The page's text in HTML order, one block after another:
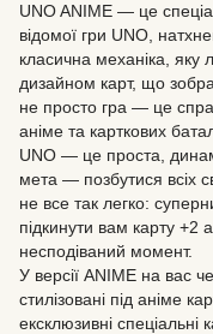
UNO ANIME — це
відомої гри UNO,
класична механіка, яку
дизайном карт, що
не просто гра — це
аніме та карткових
UNO — це проста,
мета — позбутися всіх
не все так легко:
підкинути вам карту +2
несподіваний момент.
У версії ANIME на вас
стилізовані під аніме
ексклюзивні